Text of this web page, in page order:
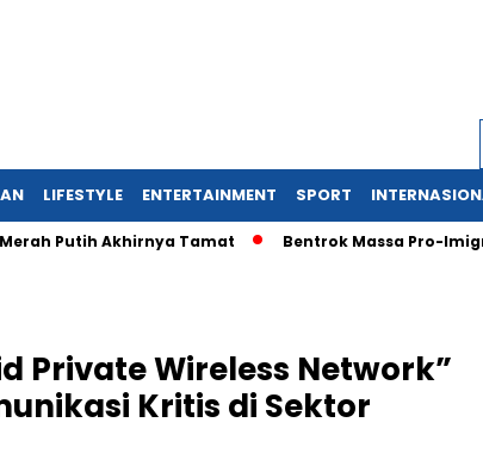
LIFESTYLE ENTERTAINMENT SPORT
Akhirnya Tamat Bentrok Massa Pro-Imigran dan
Private Wireless Network”
Kritis di Sektor